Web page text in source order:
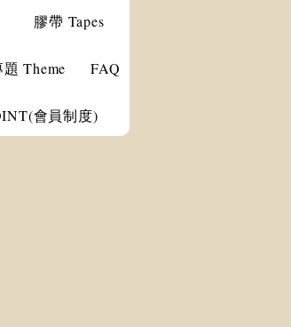
膠帶 Tapes
題 Theme FAQ
會員制度)